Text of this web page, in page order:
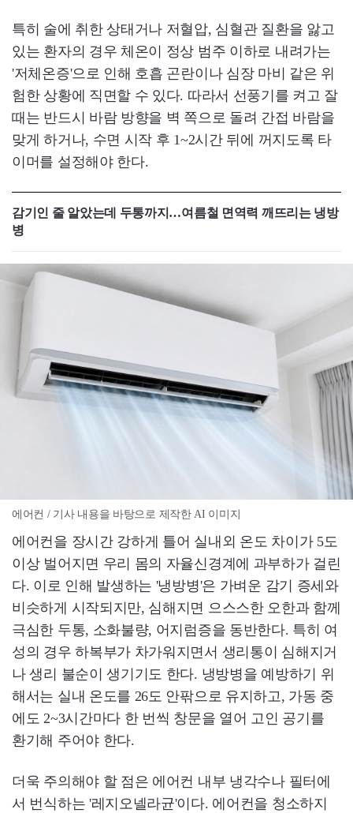
특히 술에 취한 상태거나 저혈압, 심혈관 질환을 앓고
있는 환자의 경우 체온이 정상 범주 이하로 내려가는
'저체온증'으로 인해 호흡 곤란이나 심장 마비 같은 위
험한 상황에 직면할 수 있다. 따라서 선풍기를 켜고 잘
때는 반드시 바람 방향을 벽 쪽으로 돌려 간접 바람을
맞게 하거나, 수면 시작 후 1~2시간 뒤에 꺼지도록 타
이머를 설정해야 한다.
감기인 줄 알았는데 두통까지…여름철 면역력 깨뜨리는 냉방
병
에어컨 / 기사 내용을 바탕으로 제작한 AI 이미지
에어컨을 장시간 강하게 틀어 실내외 온도 차이가 5도
이상 벌어지면 우리 몸의 자율신경계에 과부하가 걸린
다. 이로 인해 발생하는 '냉방병'은 가벼운 감기 증세와
비슷하게 시작되지만, 심해지면 으스스한 오한과 함께
극심한 두통, 소화불량, 어지럼증을 동반한다. 특히 여
성의 경우 하복부가 차가워지면서 생리통이 심해지거
나 생리 불순이 생기기도 한다. 냉방병을 예방하기 위
해서는 실내 온도를 26도 안팎으로 유지하고, 가동 중
에도 2~3시간마다 한 번씩 창문을 열어 고인 공기를
환기해 주어야 한다.
더욱 주의해야 할 점은 에어컨 내부 냉각수나 필터에
서 번식하는 '레지오넬라균'이다. 에어컨을 청소하지